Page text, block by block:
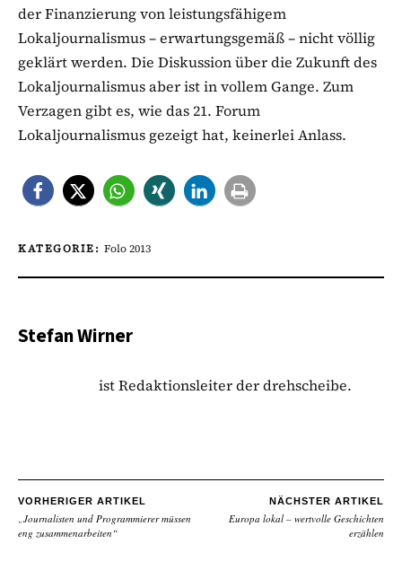
der Finanzierung von leistungsfähigem
Lokaljournalismus – erwartungsgemäß – nicht völlig
geklärt werden. Die Diskussion über die Zukunft des
Lokaljournalismus aber ist in vollem Gange. Zum
Verzagen gibt es, wie das 21. Forum
Lokaljournalismus gezeigt hat, keinerlei Anlass.
KATEGORIE: Folo 2013
Stefan Wirner
ist Redaktionsleiter der drehscheibe.
VORHERIGER ARTIKEL
„Journalisten und Programmierer müssen
eng zusammenarbeiten“
NÄCHSTER ARTIKEL
Europa lokal – wertvolle Geschichten
erzählen